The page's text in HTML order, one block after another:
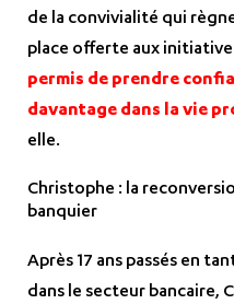
de la convivialité qui
place offerte aux
permis de prendre
davantage dans la vie
elle.
Christophe : la
banquier
Après 17 ans passés en
dans le secteur bancaire,